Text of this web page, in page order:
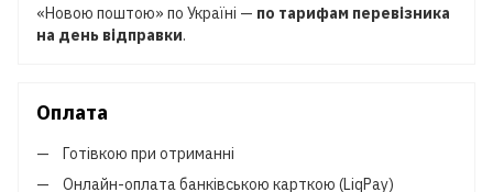
«Новою поштою» по Україні — по тарифам перевізника
на день відправки.
Оплата
Готівкою при отриманні
Онлайн-оплата банківською карткою (LiqPay)